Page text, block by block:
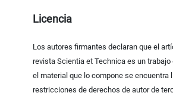
Licencia
Los autores firmantes declaran que el
revista Scientia et Technica es un trabajo
el material que lo compone se encuentra
restricciones de derechos de autor de